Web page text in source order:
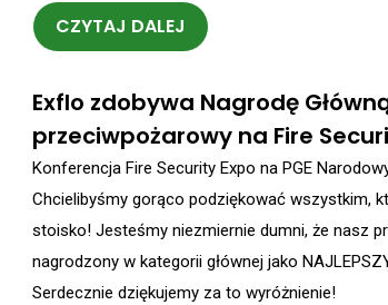
CZYTAJ DALEJ
Exflo zdobywa Nagrodę
przeciwpożarowy na Fire
Konferencja Fire Security Expo na PGE
Chcielibyśmy gorąco podziękować wszystkim,
stoisko! Jesteśmy niezmiernie dumni, że nasz
nagrodzony w kategorii głównej jako
Serdecznie dziękujemy za to wyróżnienie!